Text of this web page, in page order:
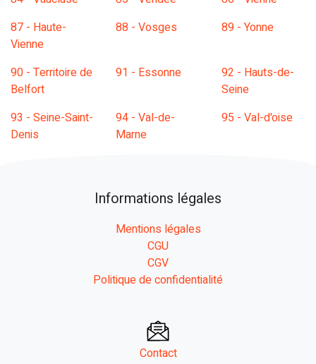
87 - Haute-
Vienne
88 - Vosges 89 - Yonne
90 - Territoire de
Belfort
91 - Essonne
92 - Hauts-de-
Seine
93 - Seine-Saint-
Denis
94 - Val-de-
Marne
95 - Val-d'oise
Informations légales
Mentions légales
CGU
CGV
Politique de confidentialité
Contact